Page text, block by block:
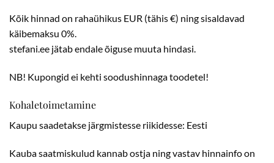
Kõik hinnad on rahaühikus EUR (tähis €) ning sisaldavad
käibemaksu 0%.
stefani.ee jätab endale õiguse muuta hindasi.
NB! Kupongid ei kehti soodushinnaga toodetel!
Kohaletoimetamine
Kaupu saadetakse järgmistesse riikidesse: Eesti
Kauba saatmiskulud kannab ostja ning vastav hinnainfo on